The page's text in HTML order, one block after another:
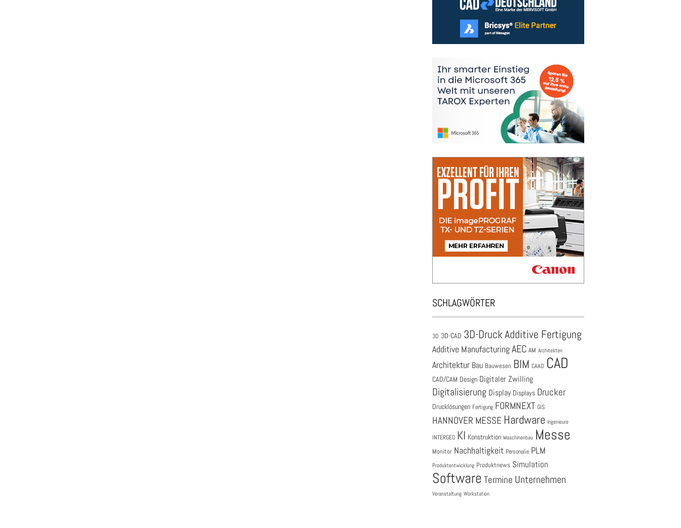
SCHLAGWÖRTER
3D 3D-CAD 3D-DruckAdditive Fertigung
Additive ManufacturingAEC AM Architekten
Architektur Bau Bauwesen BIM CAAD CAD
CAD/CAM Design Digitaler Zwilling
Digitalisierung Display Displays Drucker
Drucklösungen Fertigung FORMNEXT GIS
HANNOVER MESSE Hardware Ingenieure
INTERGEO KI Konstruktion Maschinenbau Messe
Monitor Nachhaltigkeit Personalie PLM
Produktentwicklung Produktnews Simulation
Software Termine Unternehmen
Veranstaltung Workstation